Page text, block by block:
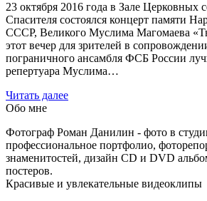
23 октября 2016 года в Зале Церковных
Спасителя состоялся концерт памяти
СССР, Великого Муслима Магомаева
этот вечер для зрителей в
пограничного ансамбля ФСБ России
репертуара Муслима…
Читать далее
Обо мне
Фотограф Роман Данилин - фото в
профессиональное портфолио,
знаменитостей, дизайн CD и DVD
постеров.
Красивые и увлекательные видеоклипы